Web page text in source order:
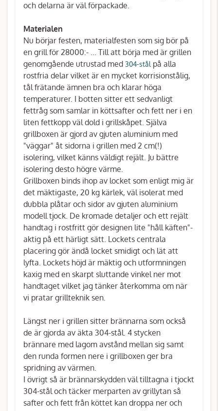
och delarna är väl förpackade.
Materialen
Nu börjar festen, materialfesten som sig bör på
en grill för 28000:- ... Till att börja med är grillen
genomgående utrustad med 304-stålpå alla
rostfria delar vilket är en mycket korrisionstålig,
tål frätande ämnen bra och klarar höga
temperaturer. I botten sitter ett sedvanligt
fettråg som samlar in köttsafter och fett ner i en
liten fettkopp väl dold i grillskåpet. Själva
grillboxen är gjord av gjuten aluminium med
"väggar" åt sidorna i grillen med 2 cm(!)
isolering, vilket känns väldigt rejält. Ju bättre
isolering desto högre värme.
Grillboxen binds ihop av locket som enligt mig är
det mäktigaste, 20 kg kärlek, väl isolerat med
dubbla plåtar och sidor av gjuten aluminium
modell tjock. De kromade detaljer och ett rejält
handtag i rostfritt gör designen lite "håll käften"-
aktig på ett härligt sätt. Lockets centrala
placering gör ändå locket smidigt och lät att
lyfta. Lockets höjd är mäktig och utformningen
kaxig med en skarpt sluttande vinkel ner mot
handtaget vilket jag tänker återkomma om när
vi pratar grillteknik sen.
Längst ner i grillen sitter brännarna som också
de är gjorda av äkta 304-stål. 4 stycken
brännare med lagom avstånd mellan sig samt
den runda formen nere i grillboxen ger bra
spridning av värmen.
I övrigt så är brännarskydden väl tilltagna i tjockt
304-stål och täcker merparten av grillytan så
safter och fett från köttet kan droppa ner och